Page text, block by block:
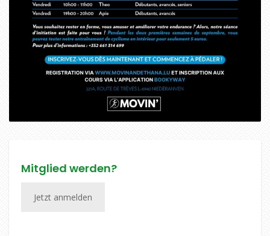
Mitglied werden?
Jetzt anmelden